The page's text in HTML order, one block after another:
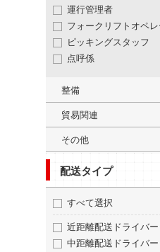
運行管理者
フォークリフトオペ
ピッキングスタッフ
点呼係
整備
貿易関連
その他
配送タイプ
すべて選択
近距離配送ドライバー
中距離配送ドライバー